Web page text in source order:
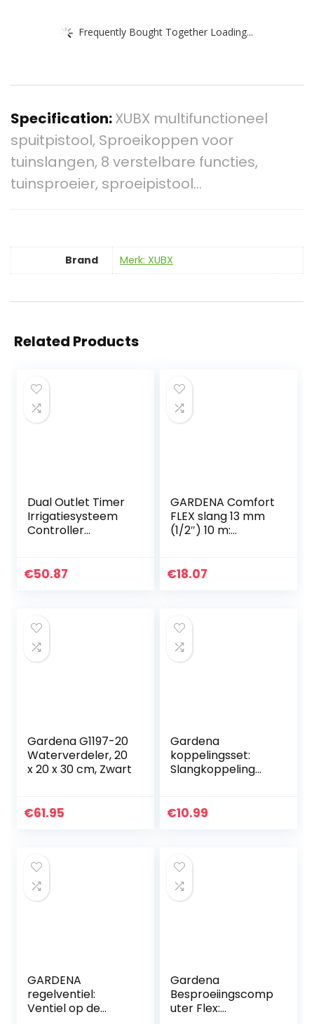
Frequently Bought Together Loading...
Specification:XUBX multifunctioneel
spuitpistool, Sproeikoppen voor
tuinslangen, 8 verstelbare functies,
tuinsproeier, sproeipistool…
Brand Merk: XUBX
Related Products
Dual Outlet Timer
Irrigatiesysteem
Controller
Bewateringscontr
€50.87
GARDENA Comfort
FLEX slang 13 mm
(1/2″) 10 m:
met Power Grip
bar barstdruk,
zonder Original
GARDENA System
€18.07
Gardena G1197-20
Waterverdeler, 20
x 20 x 30 cm, Zwart
€61.95
Gardena
koppelingsset:
Slangkoppeling
mm (1/2″) en 15
eenvoudige
montage (18283-
20), Zwart, Oranje,
€10.99
GARDENA
regelventiel:
Ventiel op de
Gardena
Besproeiingscomp
uter Flex: